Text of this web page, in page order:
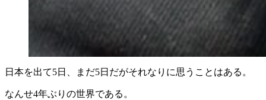
日本を出て5日、まだ5日だがそれなりに思うことはある。
なんせ4年ぶりの世界である。